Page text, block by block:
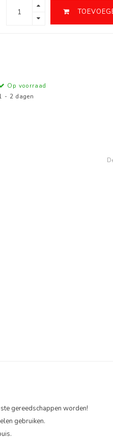
Op voorraad
- 2 dagen
gereedschappen worden!
gebruiken.